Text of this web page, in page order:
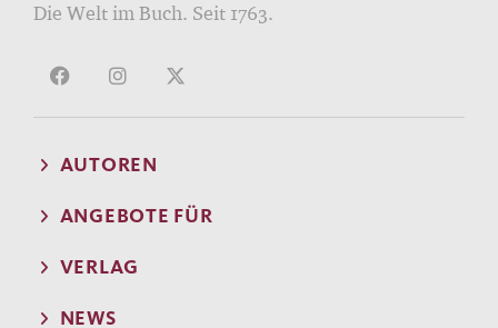
Die Welt im Buch. Seit 1763.
AUTOREN
ANGEBOTE FÜR
VERLAG
NEWS